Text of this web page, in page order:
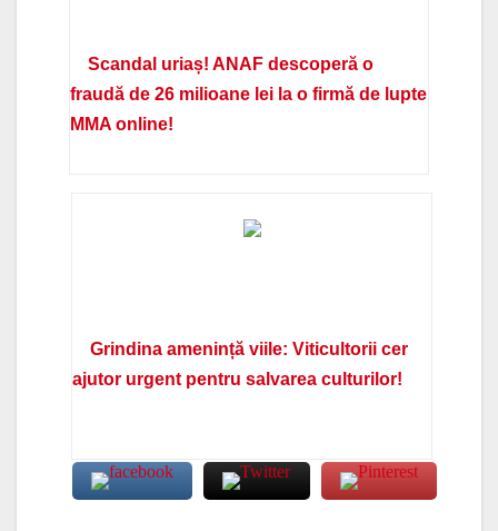
Scandal uriaș! ANAF descoperă o
fraudă de 26 milioane lei la o firmă de lupte
MMA online!
Grindina amenință viile: Viticultorii cer
ajutor urgent pentru salvarea culturilor!